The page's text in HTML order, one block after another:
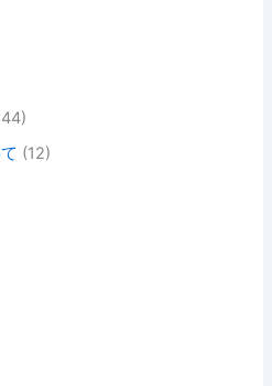
(12)